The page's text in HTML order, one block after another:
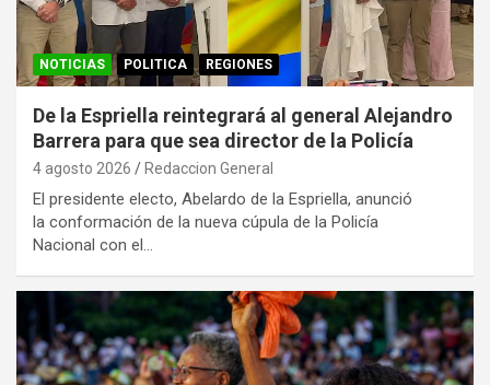
NOTICIAS POLITICA REGIONES
De la Espriella reintegrará al general Alejandro
Barrera para que sea director de la Policía
4 agosto 2026 Redaccion General
El presidente electo, Abelardo de la Espriella, anunció
la conformación de la nueva cúpula de la Policía
Nacional con el…